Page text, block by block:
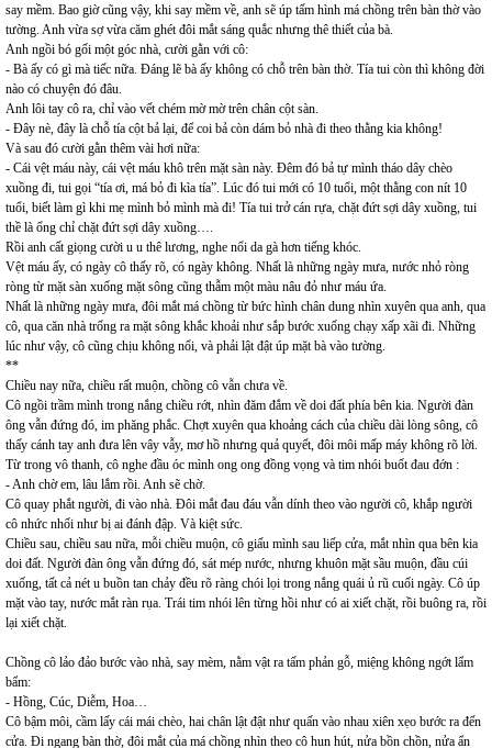
say mềm. Bao giờ cũng vậy, khi say mềm về, anh sẽ úp tấm hình má chồng trên bàn thờ vào
tường. Anh vừa sợ vừa căm ghét đôi mắt sáng quắc nhưng thê thiết của bà.
Anh ngồi bó gối một góc nhà, cười gằn với cô:
- Bà ấy có gì mà tiếc nữa. Đáng lẽ bà ấy không có chỗ trên bàn thờ. Tía tui còn thì không đời
nào có chuyện đó đâu.
Anh lôi tay cô ra, chỉ vào vết chém mờ mờ trên chân cột sàn.
- Đây nè, đây là chỗ tía cột bả lại, để coi bả còn dám bỏ nhà đi theo thằng kia không!
Và sau đó cười gằn thêm vài hơi nữa:
- Cái vệt máu này, cái vệt máu khô trên mặt sàn này. Đêm đó bả tự mình tháo dây chèo
xuồng đi, tui gọi “tía ơi, má bỏ đi kìa tía”. Lúc đó tui mới có 10 tuổi, một thằng con nít 10
tuổi, biết làm gì khi mẹ mình bỏ mình mà đi! Tía tui trở cán rựa, chặt đứt sợi dây xuồng, tui
thề là ổng chỉ chặt đứt sợi dây xuồng….
Rồi anh cất giọng cười u u thê lương, nghe nổi da gà hơn tiếng khóc.
Vệt máu ấy, có ngày cô thấy rõ, có ngày không. Nhất là những ngày mưa, nước nhỏ ròng
ròng từ mặt sàn xuống mặt sông cũng thẫm một màu nâu đỏ như máu ứa.
Nhất là những ngày mưa, đôi mắt má chồng từ bức hình chân dung nhìn xuyên qua anh, qua
cô, qua căn nhà trống ra mặt sông khắc khoải như sắp bước xuống chạy xấp xãi đi. Những
lúc như vậy, cô cũng chịu không nổi, và phải lật đật úp mặt bà vào tường.
**
Chiều nay nữa, chiều rất muộn, chồng cô vẫn chưa về.
Cô ngồi trầm mình trong nắng chiều rớt, nhìn đăm đắm về doi đất phía bên kia. Người đàn
ông vẫn đứng đó, im phăng phắc. Chợt xuyên qua khoảng cách của chiều dài lòng sông, cô
thấy cánh tay anh đưa lên vây vẫy, mơ hồ nhưng quả quyết, đôi môi mấp máy không rõ lời.
Từ trong vô thanh, cô nghe đầu óc mình ong ong đồng vọng và tim nhói buốt đau đớn :
- Anh chờ em, lâu lắm rồi. Anh sẽ chờ.
Cô quay phắt người, đi vào nhà. Đôi mắt đau đáu vẫn dính theo vào người cô, khắp người
cô nhức nhối như bị ai đánh đập. Và kiệt sức.
Chiều sau, chiều sau nữa, mỗi chiều muộn, cô giấu mình sau liếp cửa, mắt nhìn qua bên kia
doi đất. Người đàn ông vẫn đứng đó, sát mép nước, nhưng khuôn mặt sầu muộn, đầu cúi
xuống, tất cả nét u buồn tan chảy đều rõ ràng chói lọi trong nắng quái ủ rũ cuối ngày. Cô úp
mặt vào tay, nước mắt ràn rụa. Trái tim nhói lên từng hồi như có ai xiết chặt, rồi buông ra, rồi
lại xiết chặt.
Chồng cô lảo đảo bước vào nhà, say mèm, nằm vật ra tấm phản gỗ, miệng không ngớt lẩm
bẩm:
- Hồng, Cúc, Diễm, Hoa…
Cô bậm môi, cầm lấy cái mái chèo, hai chân lật đật như quấn vào nhau xiên xẹo bước ra đến
cửa. Đi ngang bàn thờ, đôi mắt của má chồng nhìn theo cô hun hút, nửa bồn chồn, nửa ẩn